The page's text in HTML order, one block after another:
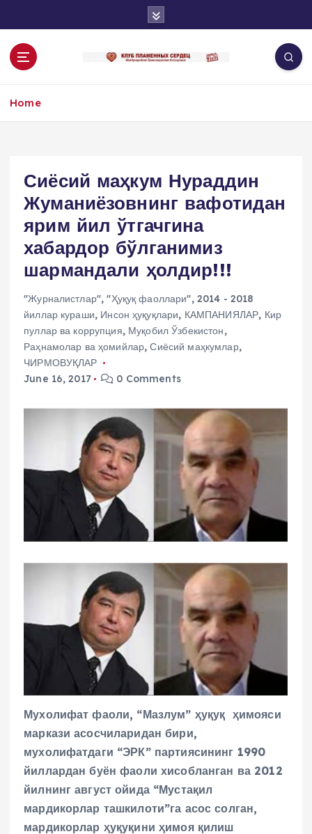
o
Home
Сиёсий маҳкум Нураддин
Жуманиёзовнинг вафотидан
ярим йил ўтгачгина
хабардор бўлганимиз
шармандали ҳолдир!!!
"Журналистлар","Ҳуқуқ фаоллари", 2014 - 2018
йиллар кураши, Инсон ҳуқуқлари, КАМПАНИЯЛАР, Кир
пуллар ва коррупция, Муқобил Ўзбекистон,
Раҳнамолар ва ҳомийлар,Сиёсий маҳкумлар,
ЧИРМОВУҚЛАР
June 16, 2017
0 Comments
Мухолифат фаоли, “Мазлум” ҳуқуқ ҳимояси
маркази асосчиларидан бири,
мухолифатдаги “ЭРК” партиясининг 1990
йиллардан буён фаоли хисобланган ва 2012
йилнинг август ойида “Мустақил
мардикорлар ташкилоти”га асос солган,
мардикорлар ҳуқуқини ҳимоя қилиш